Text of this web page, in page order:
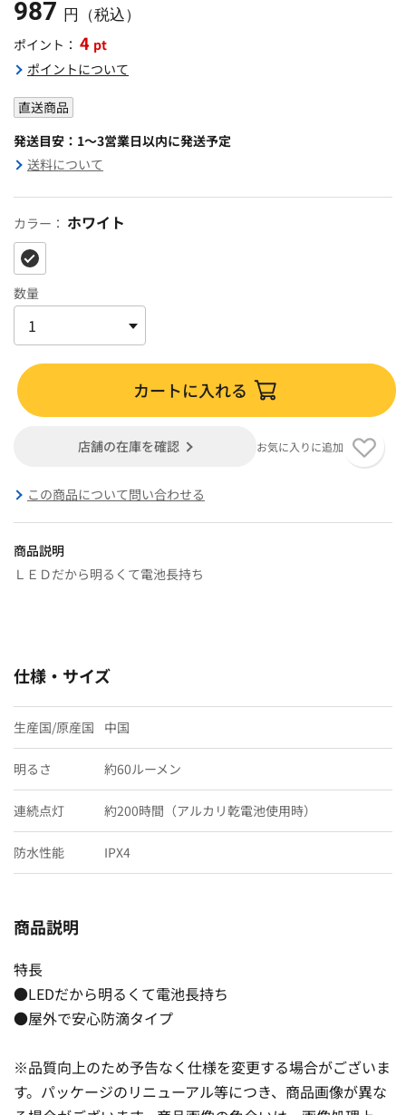
987 円（税込）
ポイント： 4 pt
ポイントについて
直送商品
発送目安：1～3営業日以内に発送予定
送料について
カラー： ホワイト
数量
カートに入れる
店舗の在庫を確認 お気に入りに追加
この商品について問い合わせる
商品説明
ＬＥＤだから明るくて電池長持ち
仕様・サイズ
生産国/原産国 中国
明るさ 約60ルーメン
連続点灯 約200時間（アルカリ乾電池使用時）
防水性能 IPX4
商品説明
特長
●LEDだから明るくて電池長持ち
●屋外で安心防滴タイプ
※品質向上のため予告なく仕様を変更する場合がございま
す。パッケージのリニューアル等につき、商品画像が異な